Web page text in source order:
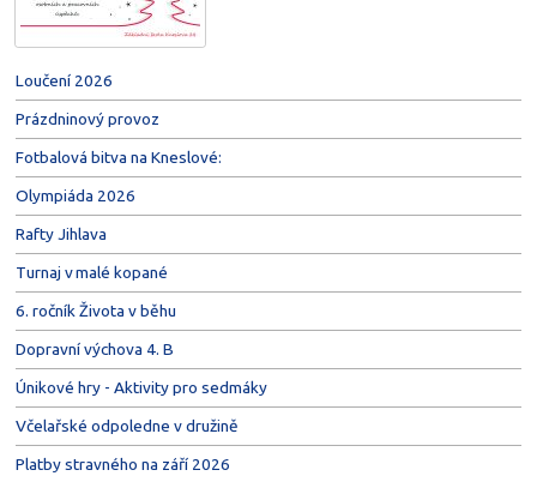
Loučení 2026
Prázdninový provoz
Fotbalová bitva na Kneslové:
Olympiáda 2026
Rafty Jihlava
Turnaj v malé kopané
6. ročník Života v běhu
Dopravní výchova 4. B
Únikové hry - Aktivity pro sedmáky
Včelařské odpoledne v družině
Platby stravného na září 2026